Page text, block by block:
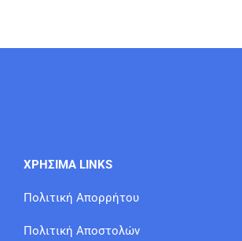
ΧΡΗΣΙΜΑ LINKS
Πολιτική Απορρήτου
Πολιτική Αποστολών